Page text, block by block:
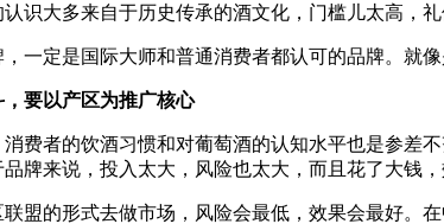
识大多来自于历史传承的酒文化，门槛儿太高，
一定是国际大师和普通消费者都认可的品牌。就
要以产区为推广核心
费者的饮酒习惯和对葡萄酒的认知水平也是参差
牌来说，投入太大，风险也太大，而且花了大钱
盟的形式去做市场，风险会最低，效果会最好。